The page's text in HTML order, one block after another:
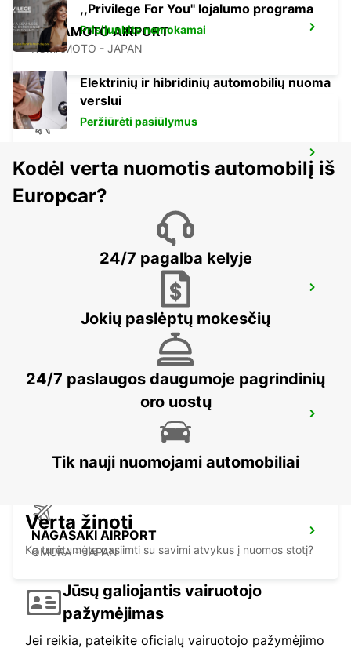
KUMAMOTO AIRPORT
KUMAMOTO - JAPAN
TERMINAL
FUKUOKA AIRPORT INTERNATIONAL
FUKUOKA - JAPAN
KAGOSHIMA AIRPORT
NAGASAKI AIRPORT
OMURA - JAPAN
,,Privilege For You'' lojalumo programa
Prisijunkite nemokamai
Elektrinių ir hibridinių automobilių nuoma
verslui
Peržiūrėti pasiūlymus
Kodėl verta nuomotis automobilį iš
Europcar?
24/7 pagalba kelyje
Jokių paslėptų mokesčių
24/7 paslaugos daugumoje pagrindinių
oro uostų
Tik nauji nuomojami automobiliai
Verta žinoti
Ką turėtumėte pasiimti su savimi atvykus į nuomos stotį?
Jūsų galiojantis vairuotojo
pažymėjimas
Jei reikia, pateikite oficialų vairuotojo pažymėjimo